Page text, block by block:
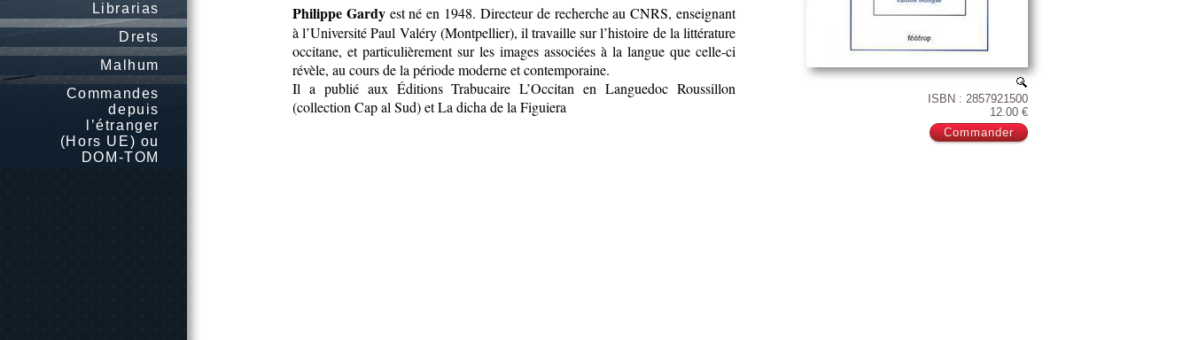
Librarias
Drets
Malhum
Commandes
depuis
l’étranger
(Hors UE) ou
DOM-TOM
ISBN : 2857921500
12.00 €
Philippe Gardyest né en 1948. Directeur de recherche au CNRS, enseignant
à l’Université Paul Valéry (Montpellier), il travaille sur l’histoire de la littérature
occitane, et particulièrement sur les images associées à la langue que celle-ci
révèle, au cours de la période moderne et contemporaine.
Il a publié aux Éditions Trabucaire L’Occitan en Languedoc Roussillon
(collection Cap al Sud) et La dicha de la Figuiera